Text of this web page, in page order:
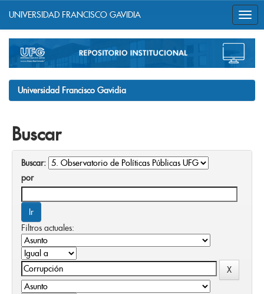
navigation
UNIVERSIDAD FRANCISCO GAVIDIA
Universidad Francisco Gavidia
Buscar
Buscar:
por
Filtros actuales: